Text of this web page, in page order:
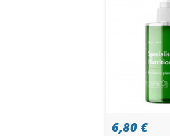
6,80 €